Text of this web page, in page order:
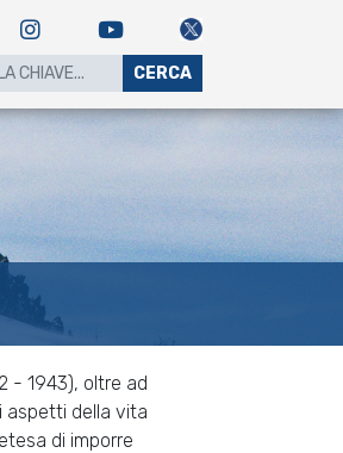
CERCA
- 1943), oltre ad
della vita
di imporre